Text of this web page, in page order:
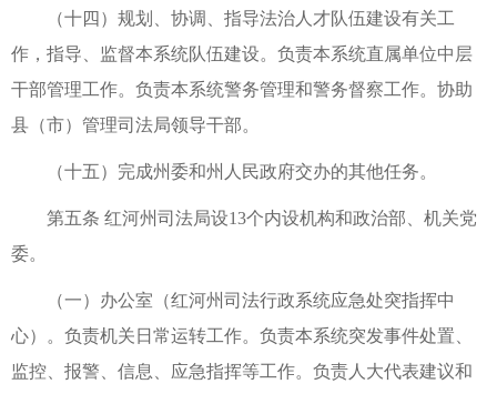
（十四）规划、协调、指导法治人才队伍建设有关工
作，指导、监督本系统队伍建设。负责本系统直属单位中层
干部管理工作。负责本系统警务管理和警务督察工作。协助
县（市）管理司法局领导干部。
（十五）完成州委和州人民政府交办的其他任务。
第五条 红河州司法局设13个内设机构和政治部、机关党
委。
（一）办公室（红河州司法行政系统应急处突指挥中
心）。负责机关日常运转工作。负责本系统突发事件处置、
监控、报警、信息、应急指挥等工作。负责人大代表建议和